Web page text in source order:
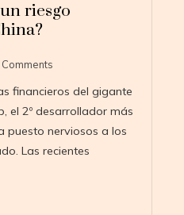
riesgo
Comments
financieros del gigante
el 2º desarrollador más
puesto nerviosos a los
Las recientes